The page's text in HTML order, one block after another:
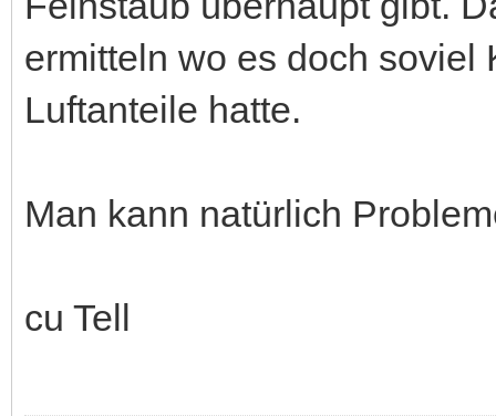
ermitteln wo es doch soviel
Luftanteile hatte.
Man kann natürlich
cu Tell